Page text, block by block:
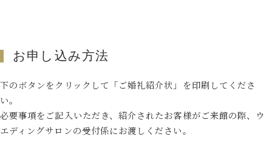
お申し込み方法
下のボタンをクリックして「ご婚礼紹介状」を印刷してくださ
い。
必要事項をご記入いただき、紹介されたお客様がご来館の際、ウ
エディングサロンの受付係にお渡しください。